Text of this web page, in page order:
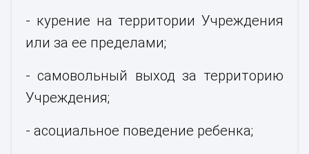
- курение на территории Учреждения
или за ее пределами;
- самовольный выход за территорию
Учреждения;
- асоциальное поведение ребенка;